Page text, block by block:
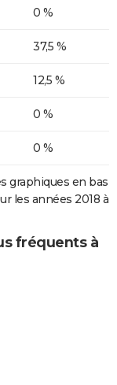
0 %
37,5 %
12,5 %
0 %
0 %
graphiques en bas
les années 2018 à
fréquents à